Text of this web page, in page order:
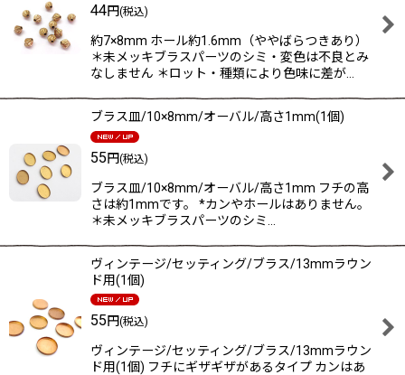
44円(税込)
約7×8mm ホール約1.6mm（ややばらつきあり）
＊未メッキブラスパーツのシミ・変色は不良とみ
なしません ＊ロット・種類により色味に差が…
ブラス皿/10×8mm/オーバル/高さ1mm(1個)
55円(税込)
ブラス皿/10×8mm/オーバル/高さ1mm フチの高
さは約1mmです。 *カンやホールはありません。
＊未メッキブラスパーツのシミ…
ヴィンテージ/セッティング/ブラス/13mmラウン
ド用(1個)
55円(税込)
ヴィンテージ/セッティング/ブラス/13mmラウン
ド用(1個) フチにギザギザがあるタイプ カンはあ